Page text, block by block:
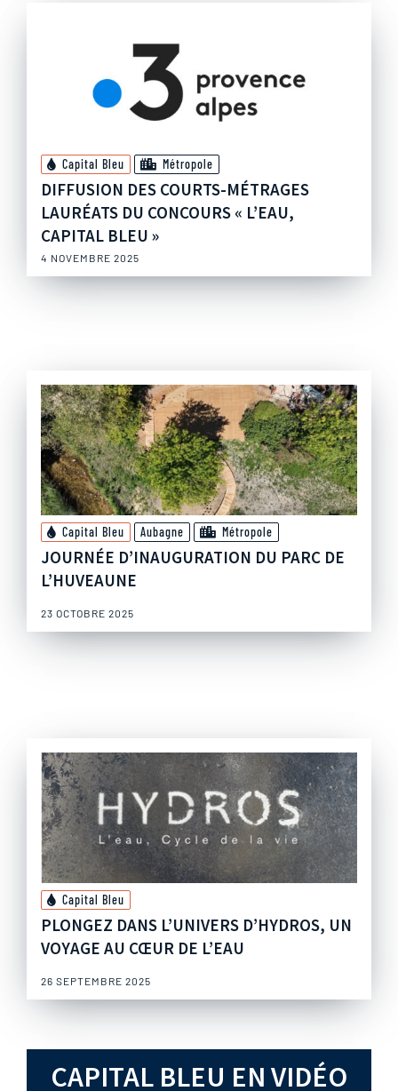
Capital Bleu Métropole
DIFFUSION DES COURTS-MÉTRAGES
LAURÉATS DU CONCOURS « L’EAU,
CAPITAL BLEU »
4 NOVEMBRE 2025
Capital Bleu Aubagne Métropole
JOURNÉE D’INAUGURATION DU PARC DE
L’HUVEAUNE
23 OCTOBRE 2025
Capital Bleu
PLONGEZ DANS L’UNIVERS D’HYDROS, UN
VOYAGE AU CŒUR DE L’EAU
26 SEPTEMBRE 2025
CAPITAL BLEU EN VIDÉO